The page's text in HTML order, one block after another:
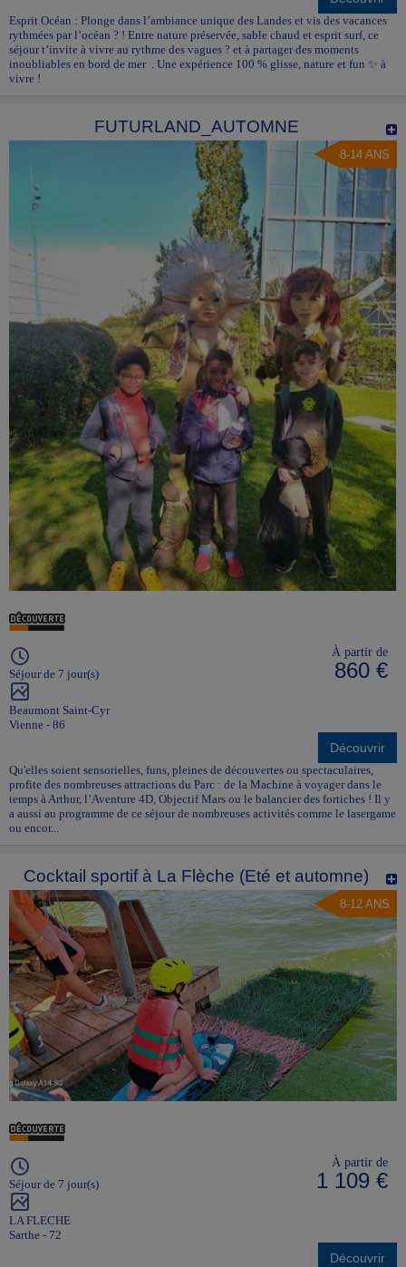
Esprit Océan : Plonge dans l’ambiance unique des Landes et vis des vacances
rythmées par l’océan ? ! Entre nature préservée, sable chaud et esprit surf, ce
séjour t’invite à vivre au rythme des vagues ? et à partager des moments
inoubliables en bord de mer . Une expérience 100 % glisse, nature et fun ✨ à
vivre !
FUTURLAND_AUTOMNE
8-14 ANS
Séjour de 7 jour(s)
Beaumont Saint-Cyr
Vienne - 86
À partir de
860 €
Découvrir
Qu'elles soient sensorielles, funs, pleines de découvertes ou spectaculaires,
profite des nombreuses attractions du Parc : de la Machine à voyager dans le
temps à Arthur, l’Aventure 4D, Objectif Mars ou le balancier des fortiches ! Il y
a aussi au programme de ce séjour de nombreuses activités comme le lasergame
ou encor...
Cocktail sportif à La Flèche (Eté et automne)
8-12 ANS
Séjour de 7 jour(s)
LA FLECHE
Sarthe - 72
À partir de
1 109 €
Découvrir